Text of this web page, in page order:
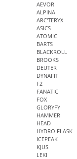
AEVOR
ALPINA
ARC'TERYX
ASICS
ATOMIC
BARTS
BLACKROLL
BROOKS
DEUTER
DYNAFIT
F2
FANATIC
FOX
GLORYFY
HAMMER
HEAD
HYDRO FLASK
ICEPEAK
KJUS
LEKI